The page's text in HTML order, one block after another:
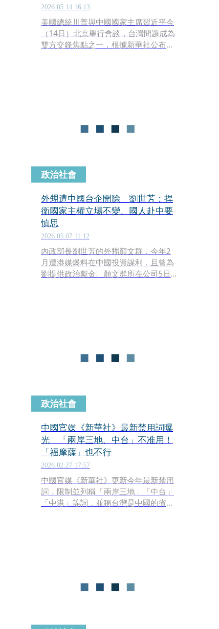
2026.05.14 16:13
美國總統川普與中國國家主席習近平今
（14日）北京舉行會談，台灣問題成為
雙方交鋒焦點之一，根據新華社公布內
將重點放在貿易、投資與美中合作，也
讓外界開始觀察，川普是否刻意避免在
政治社會
外甥遭中國台企開除 劉世芳：捍
衛國家主權立場不變、國人赴中要
慎思
2026.05.07 11:12
內政部長劉世芳的外甥顏文群，今年2
月遭港媒爆料在中國投資謀利，且曾為
劉提供政治獻金。顏文群所在公司5日
人身安全、財產安全都會受到危脅。
政治社會
中國官媒《新華社》最新禁用詞曝
光 「兩岸三地、中台」不准用！
「福摩薩」也不行
2026.02.27 17:57
中國官媒《新華社》更新今年最新禁用
詞，限制並列稱「兩岸三地」「中台」
「中港」等詞，並稱台灣是中國的省，